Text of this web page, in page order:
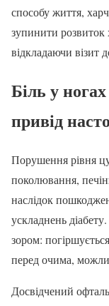
способу життя,
зупинити
відкладаючи візит
Біль у
привід
Порушення рівня
поколювання,
наслідок
ускладнень
зором:
перед очима,
Досвідчений